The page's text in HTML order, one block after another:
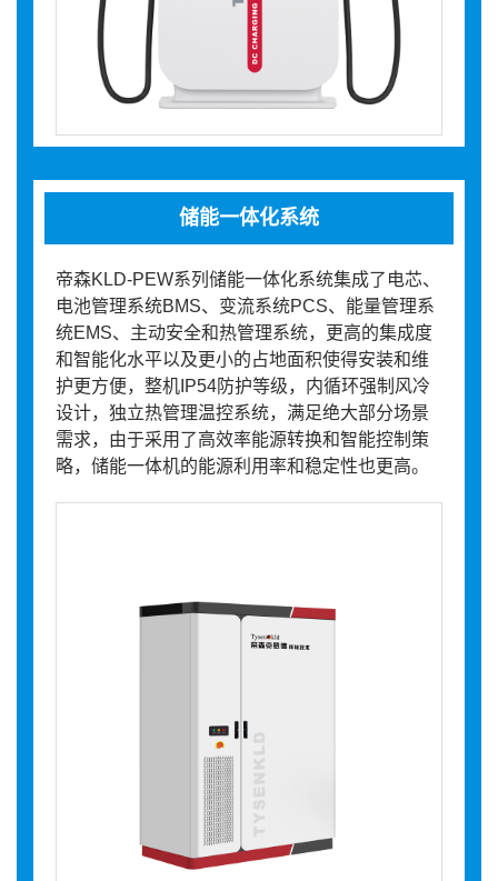
储能一体化系统
帝森KLD-PEW系列储能一体化系统集成了电芯、
电池管理系统BMS、变流系统PCS、能量管理系
统EMS、主动安全和热管理系统，更高的集成度
和智能化水平以及更小的占地面积使得安装和维
护更方便，整机IP54防护等级，内循环强制风冷
设计，独立热管理温控系统，满足绝大部分场景
需求，由于采用了高效率能源转换和智能控制策
略，储能一体机的能源利用率和稳定性也更高。